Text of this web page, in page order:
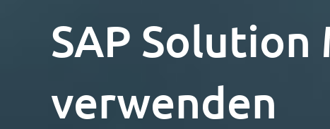
SAP Solution
verwenden